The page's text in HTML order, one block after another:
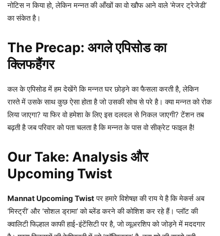
नोटिस न किया हो, लेकिन मन्नत की आँखों का वो खौफ आने वाले ‘मेजर ट्रेजेडी’
का संकेत है।
The Precap: अगले एपिसोड का
क्लिफहैंगर
कल के एपिसोड में हम देखेंगे कि मन्नत घर छोड़ने का फैसला करती है, लेकिन
रास्ते में उसके साथ कुछ ऐसा होता है जो उसकी सोच से परे है। क्या मन्नत को रोक
लिया जाएगा? या फिर वो हमेशा के लिए इस दलदल से निकल जाएगी? टेंशन तब
बढ़ती है जब परिवार को पता चलता है कि मन्नत के पास वो सीक्रेट फाइल है!
Our Take: Analysis और
Upcoming Twist
Mannat Upcoming Twistपर हमारे विशेषज्ञ की राय ये है कि मेकर्स अब
‘मिस्ट्री’ और ‘सोशल ड्रामा’ को ब्लेंड करने की कोशिश कर रहे हैं। प्लॉट की
क्वालिटी फिल्हाल काफी हाई-इंटेंसिटी पर है, जो व्यूअरशिप को जोड़ने में मददगार